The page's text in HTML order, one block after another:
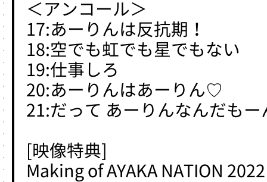
＜アンコール＞
17:あーりんは反抗期！
18:空でも虹でも星でもない
19:仕事しろ
20:あーりんはあーりん♡
21:だって あーりんなんだも
[映像特典]
Making of AYAKA NATION 2022